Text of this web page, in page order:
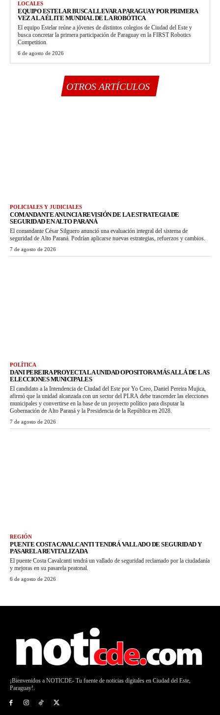
LOCALES
EQUIPO ESTELAR BUSCA LLEVAR A PARAGUAY POR PRIMERA
VEZ A LA ÉLITE MUNDIAL DE LA ROBÓTICA
El equipo Estelar reúne a jóvenes de distintos colegios de Ciudad del Este y
busca concretar la primera participación de Paraguay en la FIRST Robotics
Competition.
6 de agosto de 2026
OTROS ARTÍCULOS
POLICIALES Y JUDICIALES
COMANDANTE ANUNCIA REVISIÓN DE LA ESTRATEGIA DE
SEGURIDAD EN ALTO PARANÁ
El comandante César Silguero anunció una evaluación integral del sistema de
seguridad de Alto Paraná. Podrían aplicarse nuevas estrategias, refuerzos y cambios.
7 de agosto de 2026
POLÍTICA
DANI PEREIRA PROYECTA LA UNIDAD OPOSITORA MÁS ALLÁ DE LAS
ELECCIONES MUNICIPALES
El candidato a la Intendencia de Ciudad del Este por Yo Creo, Daniel Pereira Mujica,
afirmó que la unidad alcanzada con un sector del PLRA debe trascender las elecciones
municipales y convertirse en la base de un proyecto político para disputar la
Gobernación de Alto Paraná y la Presidencia de la República en 2028.
7 de agosto de 2026
REGIÓN
PUENTE COSTA CAVALCANTI TENDRÁ VALLADO DE SEGURIDAD Y
PASARELA REVITALIZADA
El puente Costa Cavalcanti tendrá un vallado de seguridad reclamado por la ciudadanía
y mejoras en su pasarela peatonal.
6 de agosto de 2026
¡Bienvenidos a NOTICDE- Tu fuente de noticias digitales en Ciudad del Este,
Paraguay!.